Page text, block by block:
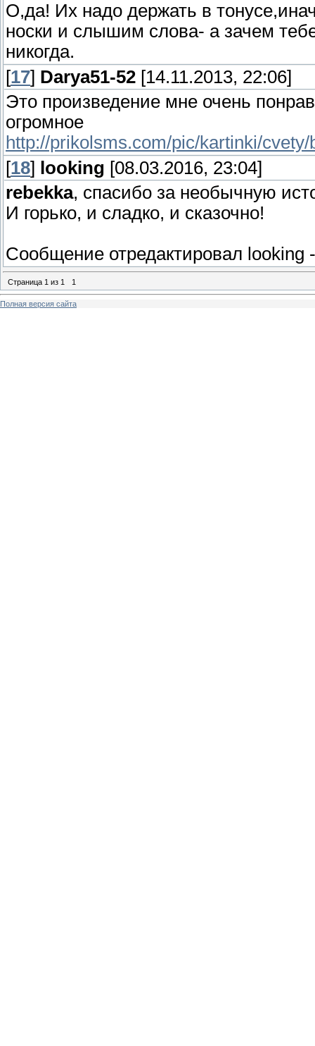
О,да! Их надо держать в
носки и слышим слова- а зачем
никогда.
[17] Darya51-52 [14.11.2013, 22:06]
Это произведение мне очень
огромное
http://prikolsms.com/pic/kartinki/
[18] looking [08.03.2016, 23:04]
rebekka, спасибо за необычную
И горько, и сладко, и сказочно!
Сообщение отредактировал looking
Страница 1 из 1 1
Полная версия сайта